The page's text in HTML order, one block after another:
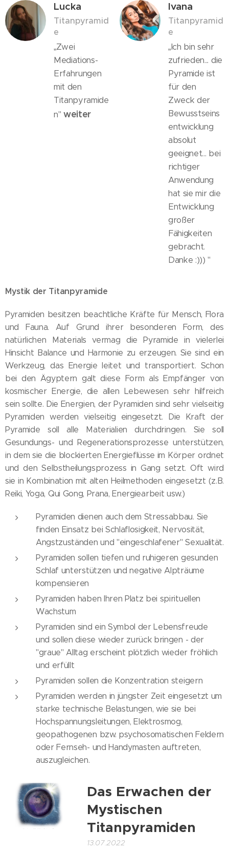
Lucka
Titanpyramid
e
„Zwei
Mediations-
Erfahrungen
mit den
Titanpyramide
n"weiter
Ivana
Titanpyramid
e
„Ich bin sehr
zufrieden... die
Pyramide ist
für den
Zweck der
Bewusstseins
entwicklung
absolut
geeignet... bei
richtiger
Anwendung
hat sie mir die
Entwicklung
großer
Fähigkeiten
gebracht.
Danke :))) "
Mystik der Titanpyramide
Pyramiden besitzen beachtliche Kräfte für Mensch, Flora
und Fauna. Auf Grund ihrer besonderen Form, des
natürlichen Materials vermag die Pyramide in vielerlei
Hinsicht Balance und Harmonie zu erzeugen. Sie sind ein
Werkzeug, das Energie leitet und transportiert. Schon
bei den Ägyptern galt diese Form als Empfänger von
kosmischer Energie, die allen Lebewesen sehr hilfreich
sein sollte. Die Energien, der Pyramiden sind sehr vielseitig
Pyramiden werden vielseitig eingesetzt. Die Kraft der
Pyramide soll alle Materialien durchdringen. Sie soll
Gesundungs- und Regenerationsprozesse unterstützen,
in dem sie die blockierten Energieflüsse im Körper ordnet
und den Selbstheilungsprozess in Gang setzt. Oft wird
sie in Kombination mit alten Heilmethoden eingesetzt (z.B.
Reiki, Yoga, Qui Gong, Prana, Energiearbeit usw.)
Pyramiden dienen auch dem Stressabbau. Sie
finden Einsatz bei Schlaflosigkeit, Nervosität,
Angstzuständen und "eingeschlafener" Sexualität.
Pyramiden sollen tiefen und ruhigeren gesunden
Schlaf unterstützen und negative Alpträume
kompensieren
Pyramiden haben Ihren Platz bei spirituellen
Wachstum
Pyramiden sind ein Symbol der Lebensfreude
und sollen diese wieder zurück bringen - der
"graue" Alltag erscheint plötzlich wieder fröhlich
und erfüllt
Pyramiden sollen die Konzentration steigern
Pyramiden werden in jüngster Zeit eingesetzt um
starke technische Belastungen, wie sie bei
Hochspannungsleitungen, Elektrosmog,
geopathogenen bzw. psychosomatischen Feldern
oder Fernseh- und Handymasten auftreten,
auszugleichen.
Das Erwachen der
Mystischen
Titanpyramiden
13.07.2022